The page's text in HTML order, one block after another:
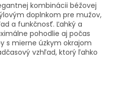
kombinácii béžovej
doplnkom pre mužov,
a funkčnosť. Ľahký a
pohodlie aj počas
s mierne úzkym okrajom
vzhľad, ktorý ľahko